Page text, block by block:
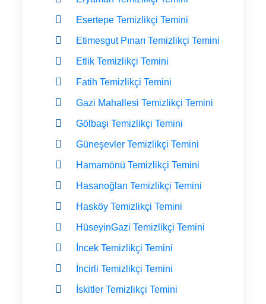
Esertepe Temizlikçi Temini
Etimesgut Pınarı Temizlikçi Temini
Etlik Temizlikçi Temini
Fatih Temizlikçi Temini
Gazi Mahallesi Temizlikçi Temini
Gölbaşı Temizlikçi Temini
Güneşevler Temizlikçi Temini
Hamamönü Temizlikçi Temini
Hasanoğlan Temizlikçi Temini
Hasköy Temizlikçi Temini
HüseyinGazi Temizlikçi Temini
İncek Temizlikçi Temini
İncirli Temizlikçi Temini
İskitler Temizlikçi Temini